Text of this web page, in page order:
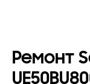
Ремонт